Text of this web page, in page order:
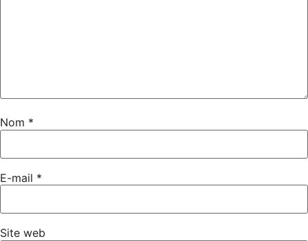
Nom *
E-mail *
Site web